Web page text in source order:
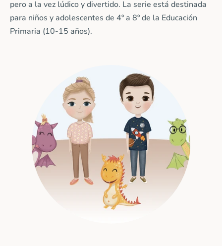
pero a la vez lúdico y divertido. La serie está destinada
para niños y adolescentes de 4º a 8º de la Educación
Primaria (10-15 años).